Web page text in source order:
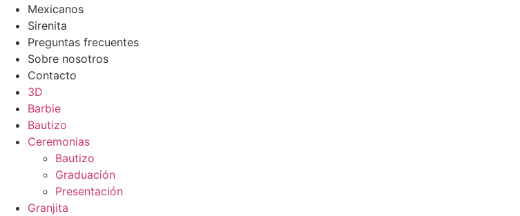
Mexicanos
Sirenita
Preguntas frecuentes
Sobre nosotros
Contacto
3D
Barbie
Bautizo
Ceremonias
Bautizo
Graduación
Presentación
Granjita